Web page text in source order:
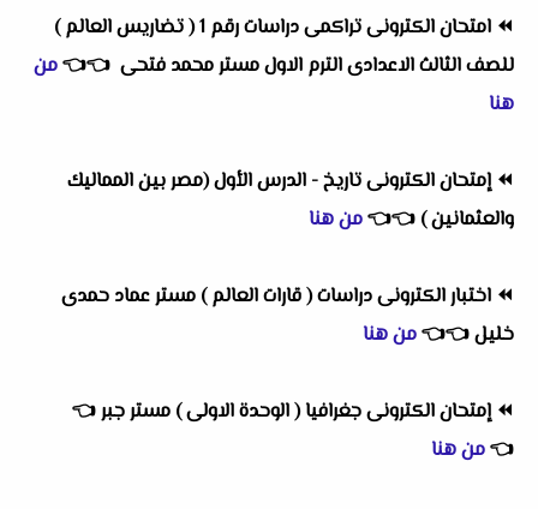
⏪
امتحان الكترونى تراكمى دراسات رقم 1 ( تضاريس العالم )
للصف الثالث الاعدادى الترم الاول مستر محمد فتحى 👈
👈من
هنا
⏪إمتحان الكترونى تاريخ - الدرس الأول (مصر بين المماليك
والعثمانين ) 👈
👈من هنا
⏪ اختبار الكترونى دراسات ( قارات العالم ) مستر عماد حمدى
خليل👈
👈من هنا
⏪إمتحان الكترونى جغرافيا ( الوحدة الاولى ) مستر جبر👈
👈من هنا